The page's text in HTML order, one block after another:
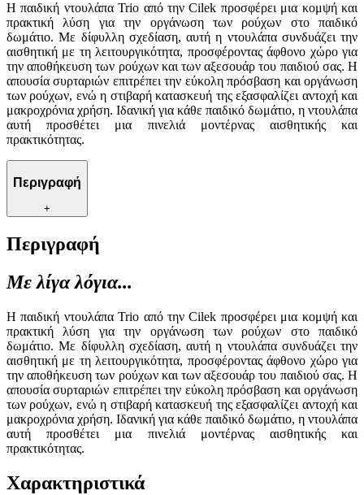
Η παιδική ντουλάπα Trio από την Cilek προσφέρει μια κομψή και
πρακτική λύση για την οργάνωση των ρούχων στο παιδικό
δωμάτιο. Με δίφυλλη σχεδίαση, αυτή η ντουλάπα συνδυάζει την
αισθητική με τη λειτουργικότητα, προσφέροντας άφθονο χώρο για
την αποθήκευση των ρούχων και των αξεσουάρ του παιδιού σας. Η
απουσία συρταριών επιτρέπει την εύκολη πρόσβαση και οργάνωση
των ρούχων, ενώ η στιβαρή κατασκευή της εξασφαλίζει αντοχή και
μακροχρόνια χρήση. Ιδανική για κάθε παιδικό δωμάτιο, η ντουλάπα
αυτή προσθέτει μια πινελιά μοντέρνας αισθητικής και
πρακτικότητας.
Περιγραφή
+
Περιγραφή
Με λίγα λόγια...
Η παιδική ντουλάπα Trio από την Cilek προσφέρει μια κομψή και
πρακτική λύση για την οργάνωση των ρούχων στο παιδικό
δωμάτιο. Με δίφυλλη σχεδίαση, αυτή η ντουλάπα συνδυάζει την
αισθητική με τη λειτουργικότητα, προσφέροντας άφθονο χώρο για
την αποθήκευση των ρούχων και των αξεσουάρ του παιδιού σας. Η
απουσία συρταριών επιτρέπει την εύκολη πρόσβαση και οργάνωση
των ρούχων, ενώ η στιβαρή κατασκευή της εξασφαλίζει αντοχή και
μακροχρόνια χρήση. Ιδανική για κάθε παιδικό δωμάτιο, η ντουλάπα
αυτή προσθέτει μια πινελιά μοντέρνας αισθητικής και
πρακτικότητας.
Χαρακτηριστικά